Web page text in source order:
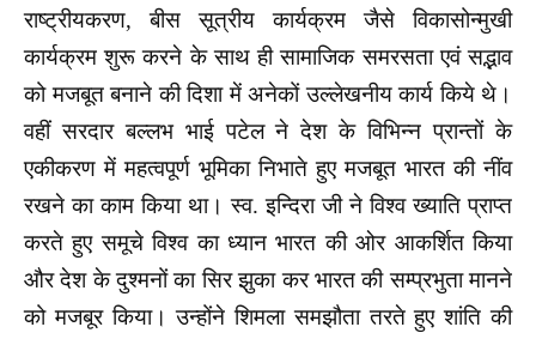
राष्ट्रीयकरण, बीस सूत्रीय कार्यक्रम जैसे विकासोन्मुखी
कार्यक्रम शुरू करने के साथ ही सामाजिक समरसता एवं सद्भाव
को मजबूत बनाने की दिशा में अनेकों उल्लेखनीय कार्य किये थे।
वहीं सरदार बल्लभ भाई पटेल ने देश के विभिन्न प्रान्तों के
एकीकरण में महत्वपूर्ण भूमिका निभाते हुए मजबूत भारत की नींव
रखने का काम किया था। स्व. इन्दिरा जी ने विश्व ख्याति प्राप्त
करते हुए समूचे विश्व का ध्यान भारत की ओर आकर्शित किया
और देश के दुश्मनों का सिर झुका कर भारत की सम्प्रभुता मानने
को मजबूर किया। उन्होंने शिमला समझौता तरते हुए शांति की